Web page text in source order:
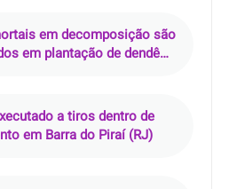
em decomposição são
em plantação de dendê
a tiros dentro de
em Barra do Piraí (RJ)